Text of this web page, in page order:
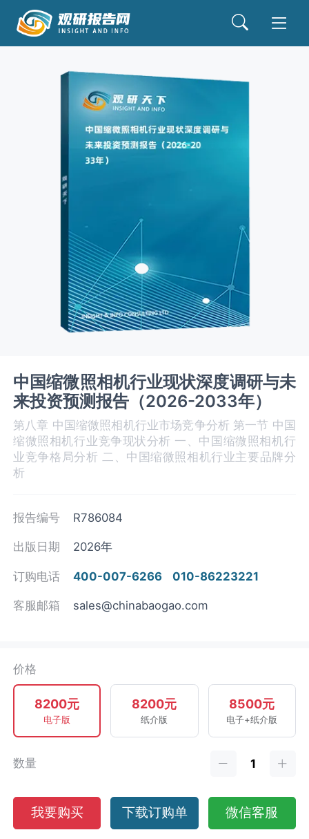
中国缩微照相机行业现状深度调研与未
来投资预测报告（2026-2033年）
第八章 中国缩微照相机‌‌‌行业市场竞争分析 第一节 中国
缩微照相机‌‌‌行业竞争现状分析 一、中国缩微照相机‌‌‌行
业竞争格局分析 二、中国缩微照相机行业主要品牌分
析
报告编号 R786084
出版日期 2026年
订购电话 400-007-6266 010-86223221
客服邮箱 sales@chinabaogao.com
价格
8200元
电子版
8200元
纸介版
8500元
电子+纸介版
数量
我要购买 下载订购单 微信客服